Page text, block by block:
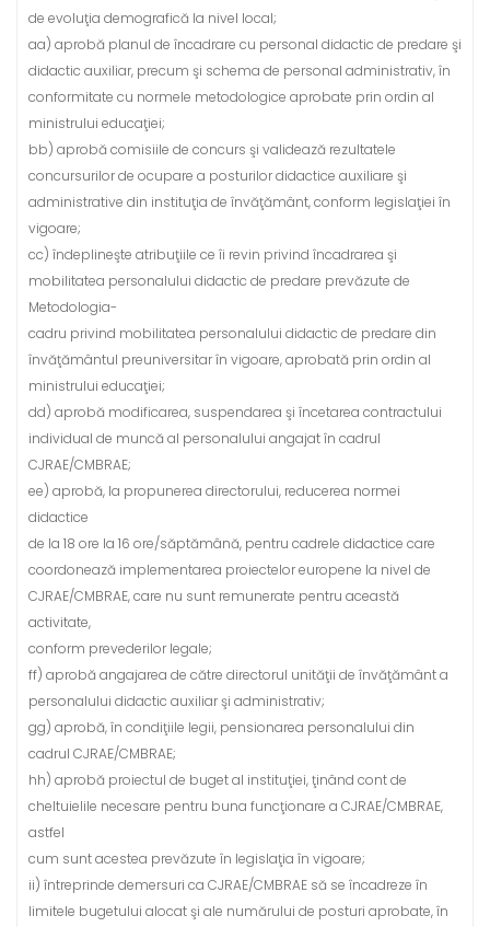
de evoluţia demografică la nivel local;
aa) aprobă planul de încadrare cu personal didactic de predare şi
didactic auxiliar, precum şi schema de personal administrativ, în
conformitate cu normele metodologice aprobate prin ordin al
ministrului educaţiei;
bb) aprobă comisiile de concurs şi validează rezultatele
concursurilor de ocupare a posturilor didactice auxiliare şi
administrative din instituţia de învăţământ, conform legislaţiei în
vigoare;
cc) îndeplineşte atribuţiile ce îi revin privind încadrarea şi
mobilitatea personalului didactic de predare prevăzute de
Metodologia-
cadru privind mobilitatea personalului didactic de predare din
învăţământul preuniversitar în vigoare, aprobată prin ordin al
ministrului educaţiei;
dd) aprobă modificarea, suspendarea şi încetarea contractului
individual de muncă al personalului angajat în cadrul
CJRAE/CMBRAE;
ee) aprobă, la propunerea directorului, reducerea normei
didactice
de la 18 ore la 16 ore/săptămână, pentru cadrele didactice care
coordonează implementarea proiectelor europene la nivel de
CJRAE/CMBRAE, care nu sunt remunerate pentru această
activitate,
conform prevederilor legale;
ff) aprobă angajarea de către directorul unităţii de învăţământ a
personalului didactic auxiliar şi administrativ;
gg) aprobă, în condiţiile legii, pensionarea personalului din
cadrul CJRAE/CMBRAE;
hh) aprobă proiectul de buget al instituţiei, ţinând cont de
cheltuielile necesare pentru buna funcţionare a CJRAE/CMBRAE,
astfel
cum sunt acestea prevăzute în legislaţia în vigoare;
ii) întreprinde demersuri ca CJRAE/CMBRAE să se încadreze în
limitele bugetului alocat şi ale numărului de posturi aprobate, în